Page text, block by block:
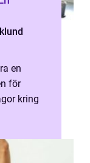
en
för
kring